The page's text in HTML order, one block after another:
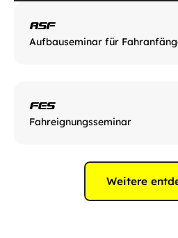
ASF
Aufbauseminar für
FES
Fahreignungsseminar
Weitere